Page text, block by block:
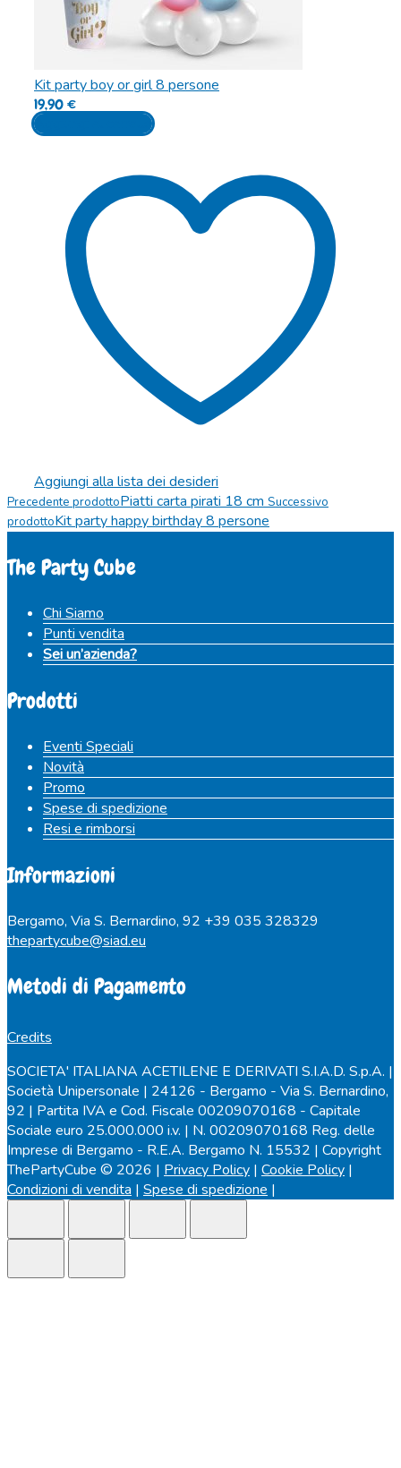
Kit party boy or girl 8 persone
19,90€
Aggiungi al carrello
Aggiungi alla lista dei desideri
Precedente prodottoPiatti carta pirati 18 cm Successivo
prodottoKit party happy birthday 8 persone
The Party Cube
Chi Siamo
Punti vendita
Sei un’azienda?
Prodotti
Eventi Speciali
Novità
Promo
Spese di spedizione
Resi e rimborsi
Informazioni
Bergamo, Via S. Bernardino, 92 +39 035 328329
thepartycube@siad.eu
Metodi di Pagamento
Credits
SOCIETA' ITALIANA ACETILENE E DERIVATI S.I.A.D. S.p.A. |
Società Unipersonale | 24126 - Bergamo - Via S. Bernardino,
92 | Partita IVA e Cod. Fiscale 00209070168 - Capitale
Sociale euro 25.000.000 i.v. | N. 00209070168 Reg. delle
Imprese di Bergamo - R.E.A. Bergamo N. 15532 | Copyright
ThePartyCube © 2026 | Privacy Policy | Cookie Policy |
Condizioni di vendita | Spese di spedizione |